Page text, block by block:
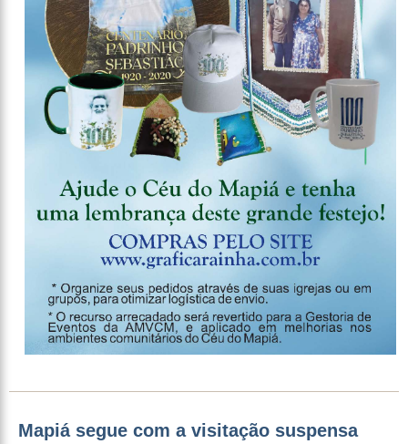
Mapiá segue com a visitação suspensa